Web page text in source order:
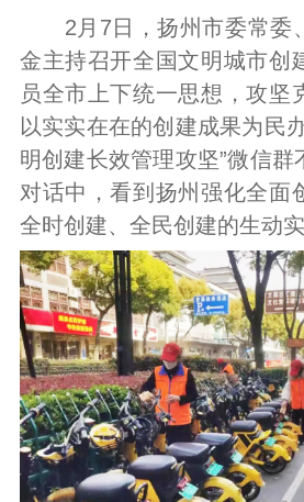
2月7日，扬州市委常委
金主持召开全国文明城市创
员全市上下统一思想，攻坚
以实实在在的创建成果为民
明创建长效管理攻坚”微信
对话中，看到扬州强化全面
全时创建、全民创建的生动实